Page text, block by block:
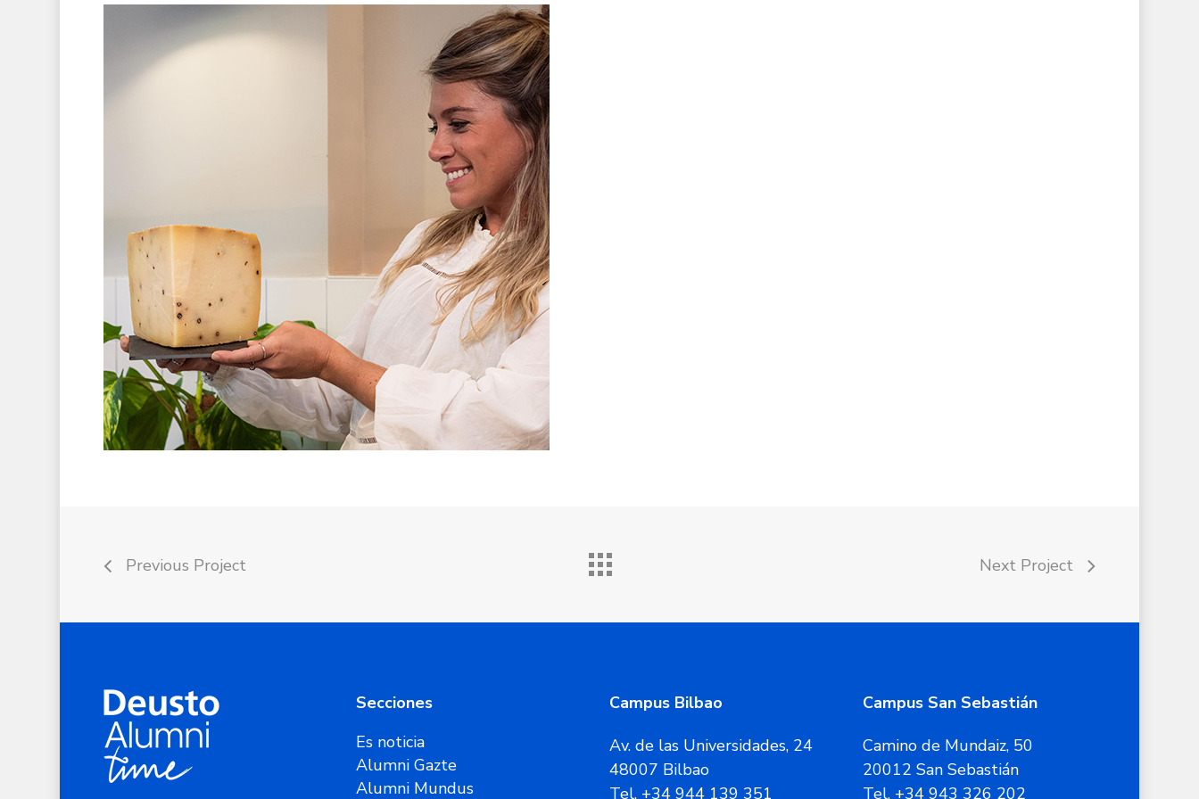
Previous Project Next Project
Secciones
Es noticia
Alumni Gazte
Alumni Mundus
Campus Bilbao
Av. de las Universidades, 24
48007 Bilbao
Tel. +34 944 139 351
Campus San Sebastián
Camino de Mundaiz, 50
20012 San Sebastián
Tel. +34 943 326 202